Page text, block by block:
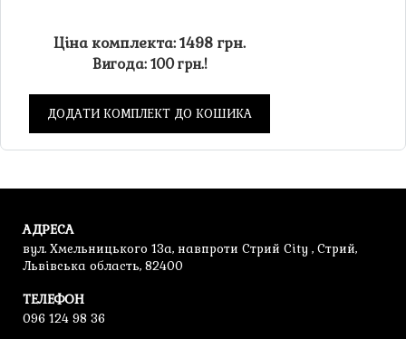
Ціна комплекта: 1498 грн.
Вигода: 100 грн.!
ДОДАТИ КОМПЛЕКТ ДО КОШИКА
АДРЕСА
вул. Хмельницького 13а, навпроти Стрий City , Стрий,
Львівська область, 82400
ТЕЛЕФОН
096 124 98 36